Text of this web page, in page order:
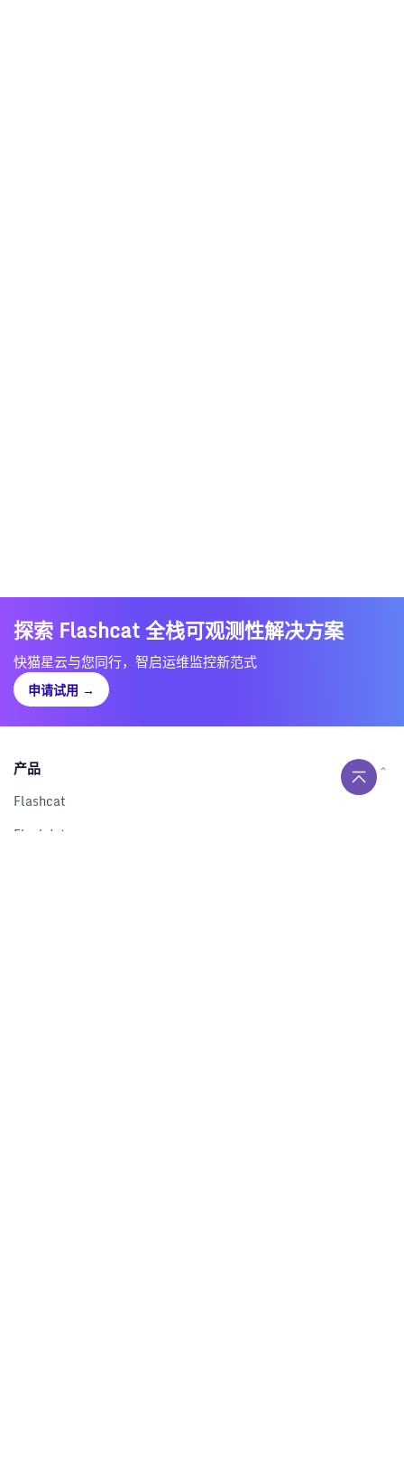
探索 Flashcat 全栈可观测性解决方案
快猫星云与您同行，智启运维监控新范式
申请试用 →
产品
Flashcat
Flashduty